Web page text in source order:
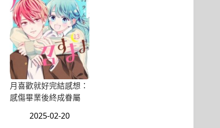
月喜歡就好完結感想：
感傷畢業後終成眷屬
2025-02-20